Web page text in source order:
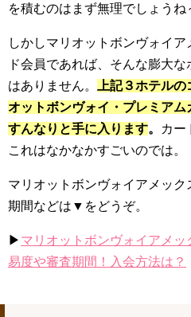
を積むのはまず無理でしょうね
しかしマリオットボンヴォイ
ド会員であれば、そんな膨大
はありません。
上記３ホテル
オットボンヴォイ・プレミア
すんなりと手に入ります。
カー
これはなかなかすごいのでは。
マリオットボンヴォイアメッ
期間などは▼をどうぞ。
▶ マリオットボンヴォイアメ
易度や審査期間！入会方法は？